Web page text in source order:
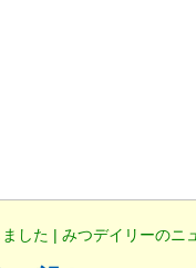
した | みつデイリーのニ